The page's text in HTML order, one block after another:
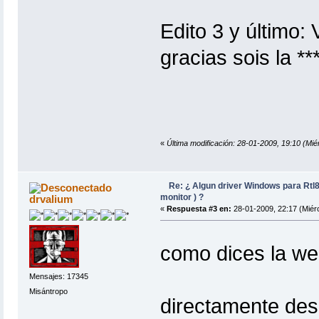
Edito 3 y último:
gracias sois la
« Última modificación: 28-01-2009, 19:10
drvalium
Mensajes: 17345
Misántropo
Re: ¿ Algun driver Windows para
monitor ) ?
« Respuesta #3 en: 28-01-2009, 22:17
como dices la
directamente